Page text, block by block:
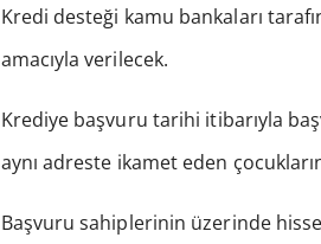
Kredi desteği kamu bankaları
amacıyla verilecek.
Krediye başvuru tarihi itibarıyla
aynı adreste ikamet eden
Başvuru sahiplerinin üzerinde